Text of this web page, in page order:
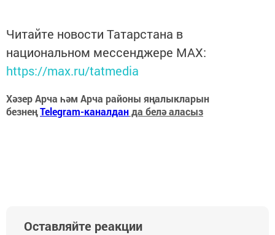
Читайте новости Татарстана в
национальном мессенджере MАХ:
https://max.ru/tatmedia
Хәзер Арча һәм Арча районы яңалыкларын
безнеңTelegram-каналданда белә аласыз
Оставляйте реакции